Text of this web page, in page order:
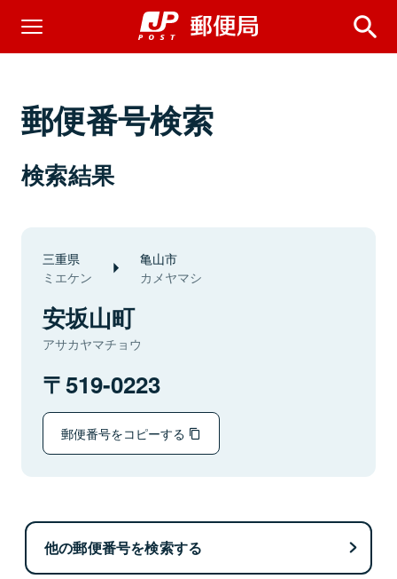
郵便番号検索
検索結果
三重県
ミエケン
亀山市
カメヤマシ
安坂山町
アサカヤマチョウ
519-0223
郵便番号をコピーする
他の郵便番号を検索する